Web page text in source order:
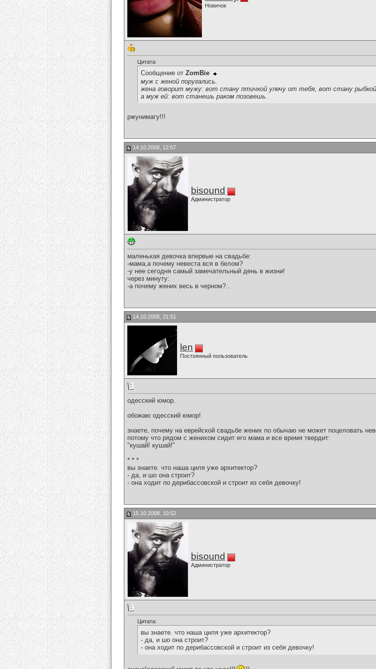
Новичок
Цитата:
Сообщение от ZomBie
муж с женой поругались.
жена говорит мужу: вот стану птичкой улечу от тебя, вот стану
а муж ей: вот станешь раком позовешь.
ржунимагу!!!
14.10.2008, 12:57
bisound
Администратор
маленькая девочка впервые на свадьбе:
-мама,а почему невеста вся в белом?
-у нее сегодня самый замечательный день в жизни!
через минуту:
-а почему жених весь в черном?..
14.10.2008, 21:51
len
Постоянный пользователь
одесский юмор.
обожаю одесский юмор!
знаете, почему на еврейской свадьбе жених по обычаю не может поцеловать
потому что рядом с женихом сидит его мама и все время твердит:
"кушай! кушай!"
* * *
вы знаете. что наша циля уже архитектор?
- да, и шо она строит?
- она ходит по дерибассовской и строит из себя девочку!
15.10.2008, 10:52
bisound
Администратор
Цитата:
вы знаете. что наша циля уже архитектор?
- да, и шо она строит?
- она ходит по дерибассовской и строит из себя девочку!